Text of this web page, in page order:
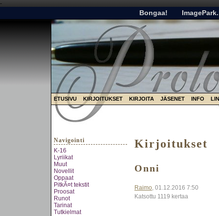
-
Bongaa!
ETUSIVU KIRJOITUKSET KIRJOITA JÄSENET INFO
Navigointi
K-16
Lyriikat
Muut
Novellit
Oppaat
PitkÃ¤t tekstit
Proosat
Runot
Tarinat
Tutkielmat
Kirjoitukset
Onni
Raimo, 01.12.2016 7:50
Katsottu 1119 kertaa